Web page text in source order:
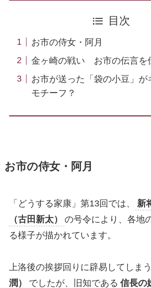
目次
お市の侍女・阿月
金ヶ崎の戦い お市の伝言を
お市が送った「袋の小豆」が
モチーフ？
お市の侍女・阿月
「どうする家康」第13回では、
新
（古田新太）
の号令により、各地
る様子が描かれています。
上洛後の挨拶回りに辟易してしまう
潤）
でしたが、旧知である 信長の